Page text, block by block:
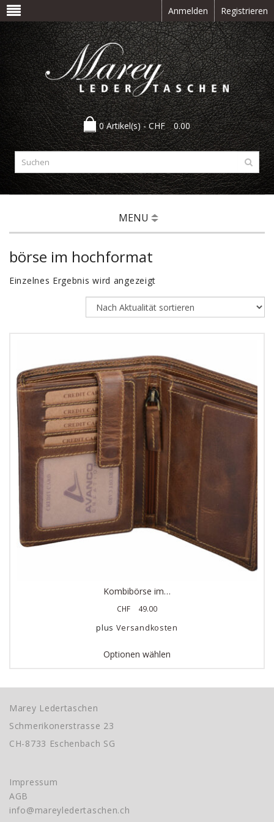
Anmelden Registrieren
0 Artikel(s) -CHF 0.00
MENU
börse im hochformat
Einzelnes Ergebnis wird angezeigt
Kombibörse im…
CHF
49.00
plus Versandkosten
Optionen wählen
Marey Ledertaschen
Schmerikonerstrasse 23
CH-8733 Eschenbach SG
Impressum
AGB
info@mareyledertaschen.ch